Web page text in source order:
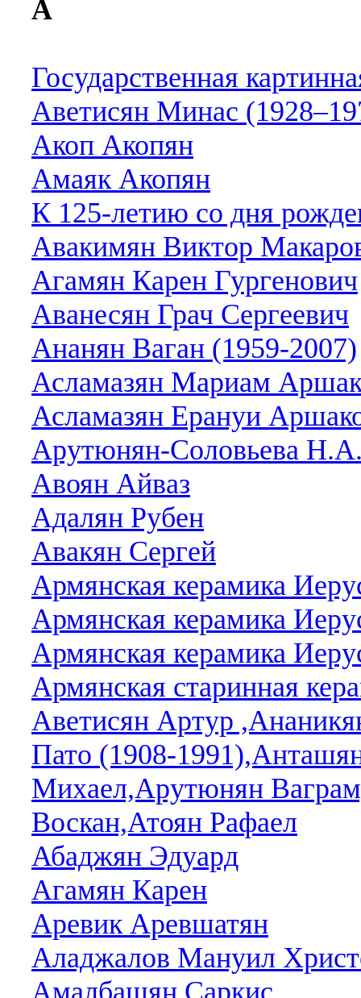
А
Государственная
Аветисян Минас
Акоп Акопян
Амаяк Акопян
К 125-летию со дня
Авакимян Виктор
Агамян Карен Гургенович
Аванесян Грач Сергеевич
Ананян Ваган (1959-2007)
Асламазян Мариам
Асламазян Ерануи
Арутюнян-Соловьева
Авоян Айваз
Адалян Рубен
Авакян Сергей
Армянская керамика
Армянская керамика
Армянская керамика
Армянская старинная
Аветисян Артур
Пато (1908-
Михаел,Арутюнян
Воскан,Атоян Рафаел
Абаджян Эдуард
Агамян Карен
Аревик Аревшатян
Аладжалов Мануил
Амалбашян Саркис